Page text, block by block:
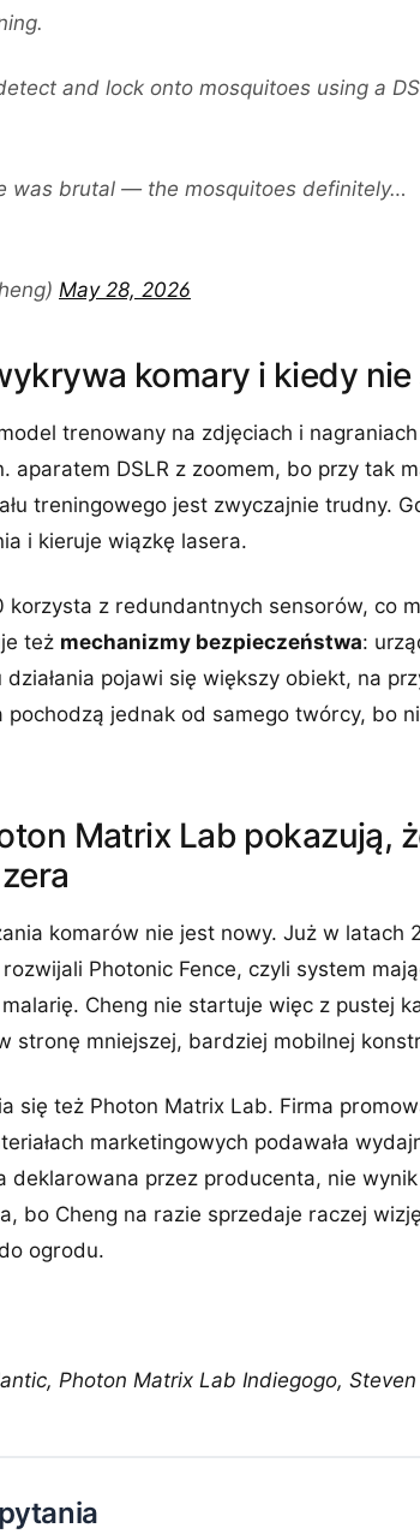
and lock onto mosquitoes using a
was brutal — the mosquitoes definitely…
May 28, 2026
komary i kiedy nie
trenowany na zdjęciach i
aparatem DSLR z zoomem, bo przy tak
treningowego jest zwyczajnie trudny.
i kieruje wiązkę lasera.
korzysta z redundantnych sensorów, co
też mechanizmy bezpieczeństwa:
pojawi się większy obiekt, na
pochodzą jednak od samego twórcy, bo
Matrix Lab pokazują,
komarów nie jest nowy. Już w latach
Photonic Fence, czyli system
Cheng nie startuje więc z pustej
stronę mniejszej, bardziej mobilnej
się też Photon Matrix Lab. Firma
marketingowych podawała
deklarowana przez producenta, nie
bo Cheng na razie sprzedaje raczej
ogrodu.
Photon Matrix Lab Indiegogo,